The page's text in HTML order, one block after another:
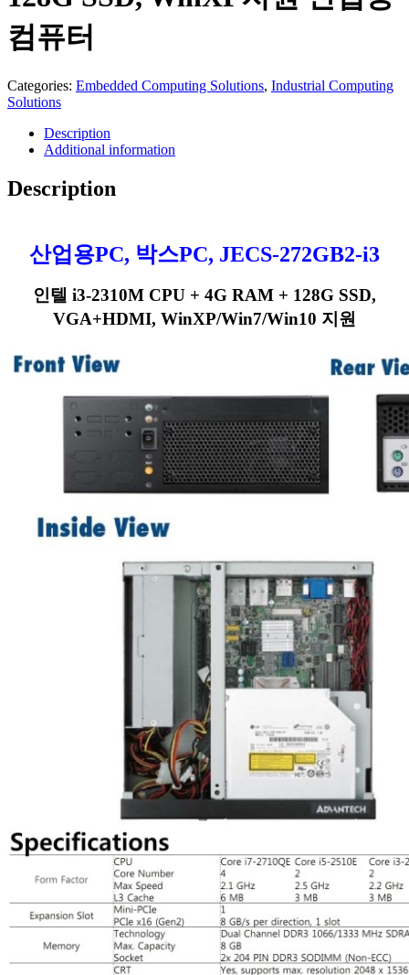
컴퓨터
Categories: Embedded Computing Solutions, Industrial Computing
Solutions
Description
Additional information
Description
산업용PC, 박스PC, JECS-272GB2-i3
인텔 i3-2310M CPU + 4G RAM + 128G SSD,
VGA+HDMI, WinXP/Win7/Win10 지원